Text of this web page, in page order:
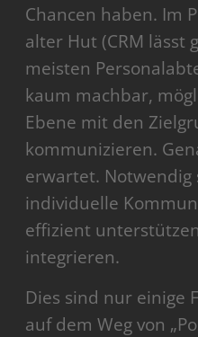
Chancen haben. Im
alter Hut (CRM lässt
meisten
kaum machbar,
Ebene mit den
kommunizieren.
erwartet. Notwendig
individuelle
effizient
integrieren.
Dies sind nur einige
auf dem Weg von